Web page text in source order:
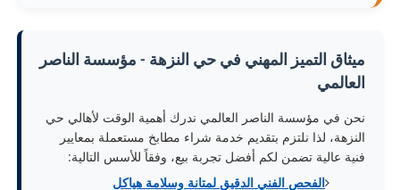
ميثاق التميز المهني في حي النزهة - مؤسسة الناصر
العالمي
نحن في مؤسسة الناصر العالمي ندرك أهمية الوقت لأهالي حي
النزهة، لذا نلتزم بتقديم خدمة شراء مطابخ مستعملة بمعايير
فنية عالية تضمن لكم أفضل تجربة بيع، وفقاً للأسس التالية:
الفحص الفني الدقيق لمتانة وسلامة هياكل